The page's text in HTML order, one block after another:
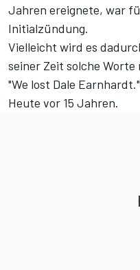
Jahren ereignete, war
Initialzündung.
Vielleicht wird es
seiner Zeit solche
"We lost Dale Earnhardt."
Heute vor 15 Jahren.